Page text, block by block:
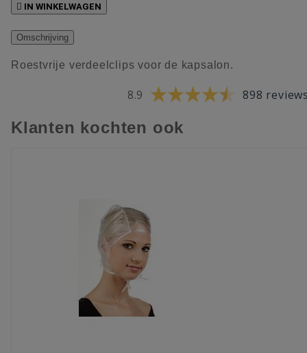
 IN WINKELWAGEN
Omschrijving
Roestvrije verdeelclips voor de kapsalon.
8.9 898
Klanten kochten ook